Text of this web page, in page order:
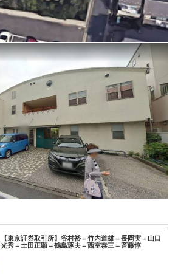
【東京証券取引所】谷村裕＝竹内道雄＝長岡実＝山口
光秀＝土田正顕＝鶴島琢夫＝西室泰三＝斉藤惇